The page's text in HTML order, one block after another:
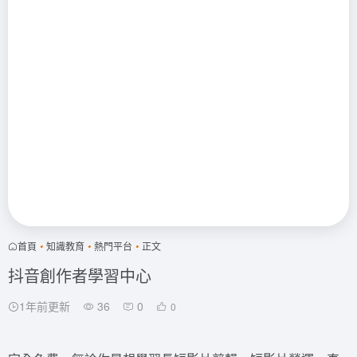
首頁 • 知識教育 • 熱門平台 • 正文
抖音創作者學習中心
1年前更新 36 0 0